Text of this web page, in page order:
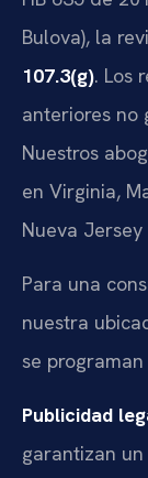
Bulova), la
107.3(g). Los
anteriores no
Nuestros
en Virginia,
Nueva Jersey
Para una
nuestra
se
Publicidad
garantizan